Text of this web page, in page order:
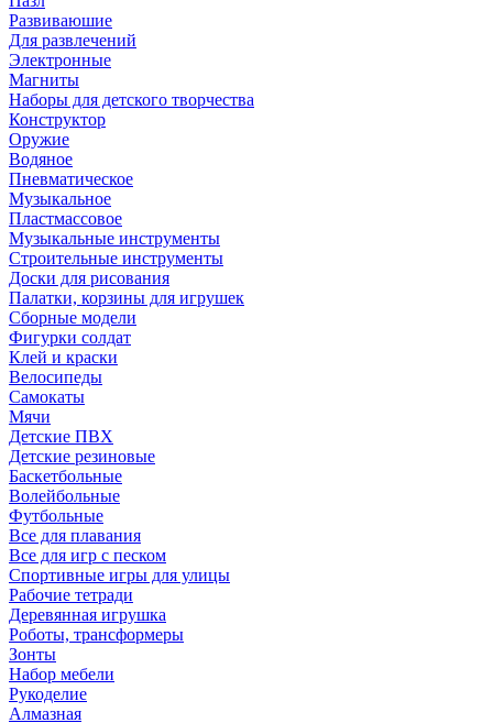
Развиваюшие
Для развлечений
Электронные
Магниты
Наборы для детского творчества
Конструктор
Оружие
Водяное
Пневматическое
Музыкальное
Пластмассовое
Музыкальные инструменты
Строительные инструменты
Доски для рисования
Палатки, корзины для игрушек
Сборные модели
Фигурки солдат
Клей и краски
Велосипеды
Самокаты
Мячи
Детские ПВХ
Детские резиновые
Баскетбольные
Волейбольные
Футбольные
Все для плавания
Все для игр с песком
Спортивные игры для улицы
Рабочие тетради
Деревянная игрушка
Роботы, трансформеры
Зонты
Набор мебели
Рукоделие
Алмазная